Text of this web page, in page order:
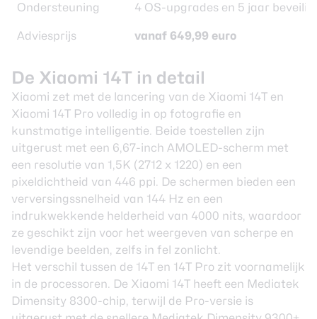
Ondersteuning 4 OS-upgrades en 5 jaar
Adviesprijs vanaf 649,99 euro
De Xiaomi 14T in detail
Xiaomi zet met de lancering van de Xiaomi 14T en
Xiaomi 14T Pro volledig in op fotografie en
kunstmatige intelligentie. Beide toestellen zijn
uitgerust met een 6,67-inch AMOLED-scherm met
een resolutie van 1,5K (2712 x 1220) en een
pixeldichtheid van 446 ppi. De schermen bieden een
verversingssnelheid van 144 Hz en een
indrukwekkende helderheid van 4000 nits, waardoor
ze geschikt zijn voor het weergeven van scherpe en
levendige beelden, zelfs in fel zonlicht.
Het verschil tussen de 14T en 14T Pro zit voornamelijk
in de processoren. De Xiaomi 14T heeft een Mediatek
Dimensity 8300-chip, terwijl de Pro-versie is